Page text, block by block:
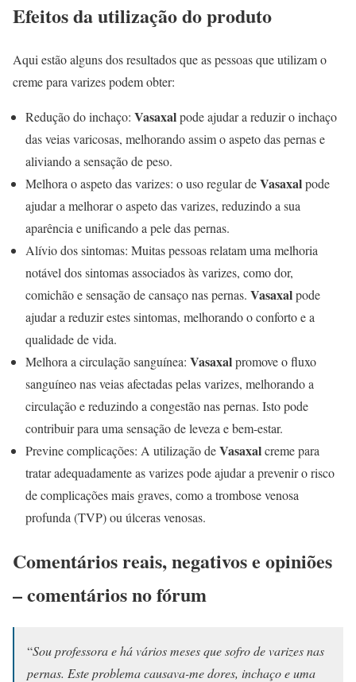
Efeitos da utilização do produto
Aqui estão alguns dos resultados que as pessoas que utilizam o
creme para varizes podem obter:
Redução do inchaço: Vasaxalpode ajudar a reduzir o inchaço
das veias varicosas, melhorando assim o aspeto das pernas e
aliviando a sensação de peso.
Melhora o aspeto das varizes: o uso regular deVasaxalpode
ajudar a melhorar o aspeto das varizes, reduzindo a sua
aparência e unificando a pele das pernas.
Alívio dos sintomas: Muitas pessoas relatam uma melhoria
notável dos sintomas associados às varizes, como dor,
comichão e sensação de cansaço nas pernas. Vasaxalpode
ajudar a reduzir estes sintomas, melhorando o conforto e a
qualidade de vida.
Melhora a circulação sanguínea: Vasaxalpromove o fluxo
sanguíneo nas veias afectadas pelas varizes, melhorando a
circulação e reduzindo a congestão nas pernas. Isto pode
contribuir para uma sensação de leveza e bem-estar.
Previne complicações: A utilização deVasaxalcreme para
tratar adequadamente as varizes pode ajudar a prevenir o risco
de complicações mais graves, como a trombose venosa
profunda (TVP) ou úlceras venosas.
Comentários reais, negativos e opiniões
– comentários no fórum
“Sou professora e há vários meses que sofro de varizes nas
pernas. Este problema causava-me dores, inchaço e uma